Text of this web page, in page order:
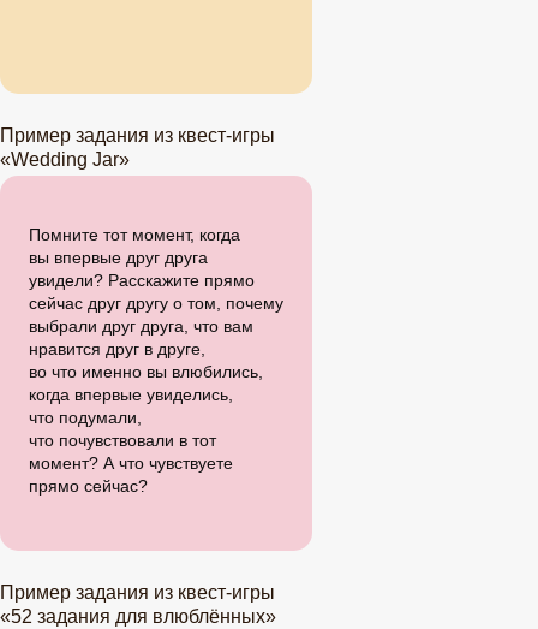
Пример задания из квест-игры
«Wedding Jar»
Помните тот момент, когда
вы впервые друг друга
увидели? Расскажите прямо
сейчас друг другу о том, почему
выбрали друг друга, что вам
нравится друг в друге,
во что именно вы влюбились,
когда впервые увиделись,
что подумали,
что почувствовали в тот
момент? А что чувствуете
прямо сейчас?
Пример задания из квест-игры
«52 задания для влюблённых»